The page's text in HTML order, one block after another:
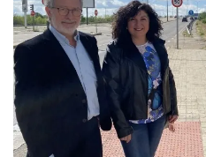
o
o
y
s
p
p